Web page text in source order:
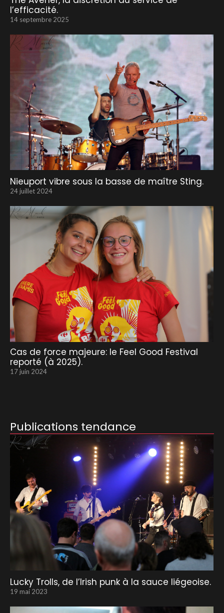
l’efficacité.
14 septembre 2025
Nieuport vibre sous la basse de maître Sting.
24 juillet 2024
Cas de force majeure: le Feel Good Festival
reporté (à 2025).
17 juin 2024
Publications tendance
Lucky Trolls, de l’Irish punk à la sauce liégeoise.
19 mai 2023